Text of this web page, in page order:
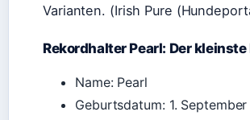
Varianten. (Irish Pure
Rekordhalter Pearl: Der
Name: Pearl
Geburtsdatum: 1.